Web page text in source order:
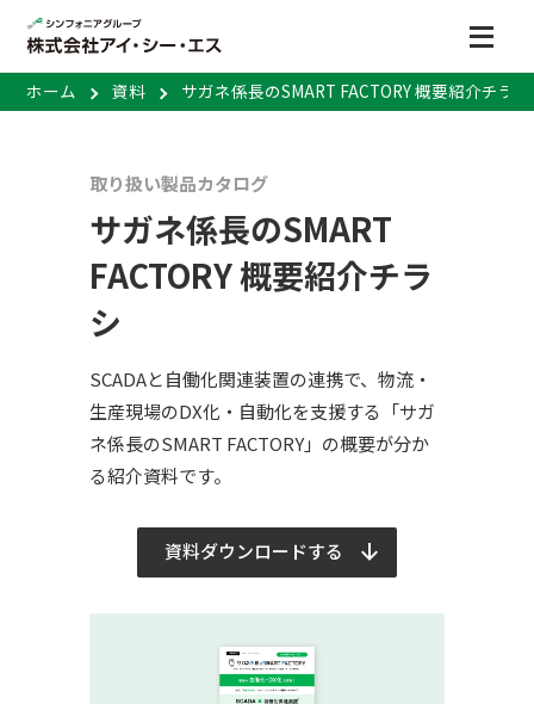
ホーム 資料 サガネ係長のSMART FACTORY 概要紹介チラシ
取り扱い製品カタログ
サガネ係長のSMART
FACTORY 概要紹介チラ
シ
SCADAと自働化関連装置の連携で、物流・
生産現場のDX化・自動化を支援する「サガ
ネ係長のSMART FACTORY」の概要が分か
る紹介資料です。
資料ダウンロードする